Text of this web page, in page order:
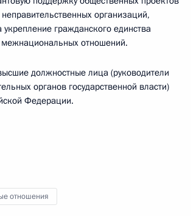
организаций,
гражданского единства
отношений.
должностные лица (руководители
органов государственной власти)
Федерации.
отношения